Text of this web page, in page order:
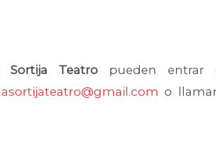
Sortija Teatropueden entrar
o